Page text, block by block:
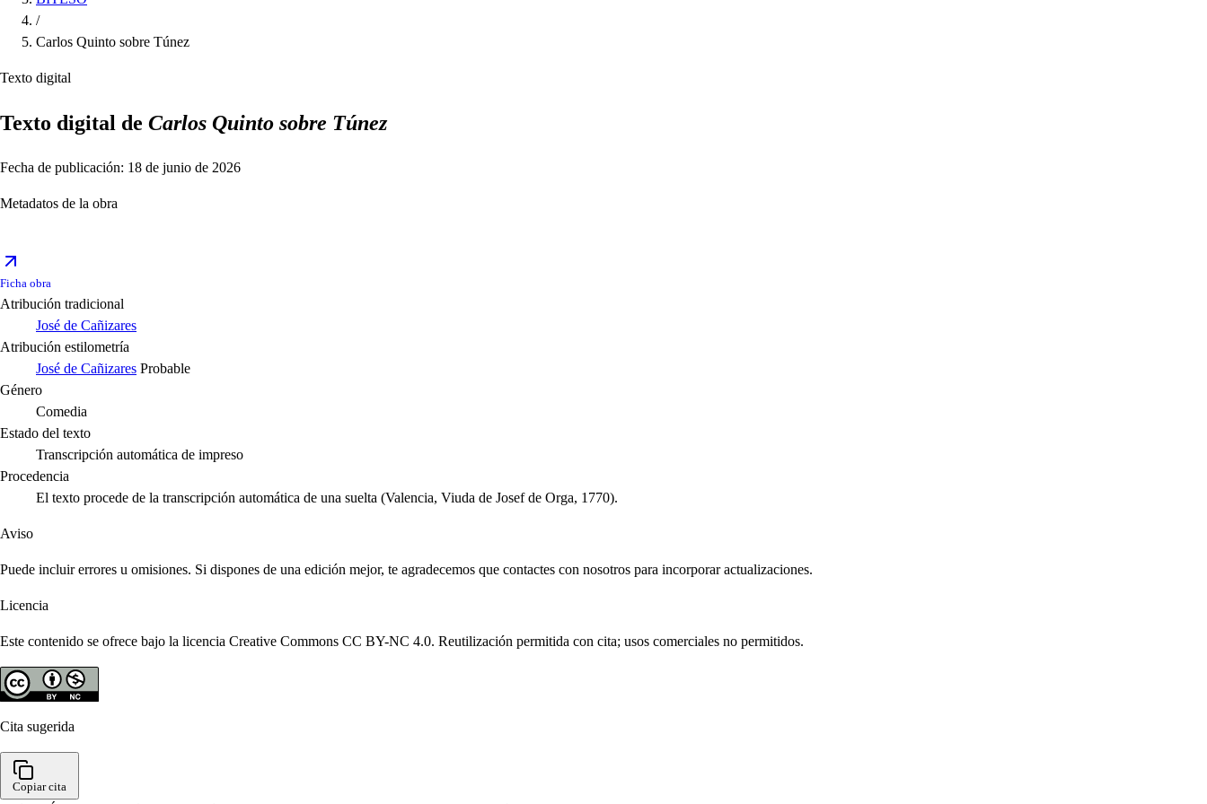
/
Carlos Quinto sobre Túnez
Texto digital
Texto digital de Carlos Quinto sobre Túnez
Fecha de publicación: 18 de junio de 2026
Metadatos de la obra
Ficha obra
Atribución tradicional
José de Cañizares
Atribución estilometría
José de Cañizares Probable
Género
Comedia
Estado del texto
Transcripción automática de impreso
Procedencia
El texto procede de la transcripción automática de una suelta (Valencia, Viuda de Josef de Orga, 1770).
Aviso
Puede incluir errores u omisiones. Si dispones de una edición mejor, te agradecemos que contactes con nosotros para incorporar actualizaciones.
Licencia
Este contenido se ofrece bajo la licencia Creative Commons CC BY-NC 4.0. Reutilización permitida con cita; usos comerciales no permitidos.
Cita sugerida
Copiar cita